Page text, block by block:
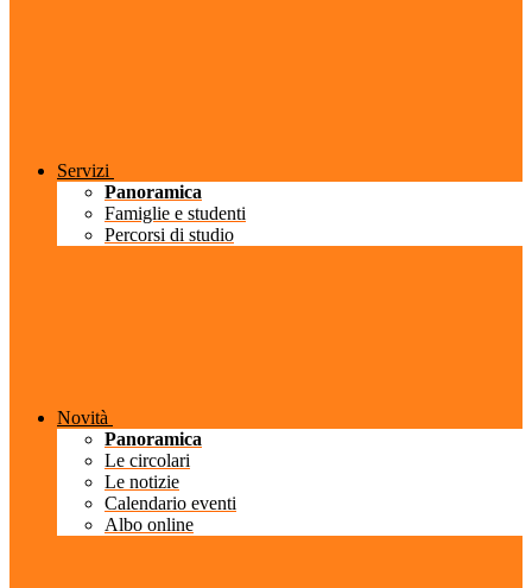
Servizi
Panoramica
Famiglie e studenti
Percorsi di studio
Novità
Panoramica
Le circolari
Le notizie
Calendario eventi
Albo online